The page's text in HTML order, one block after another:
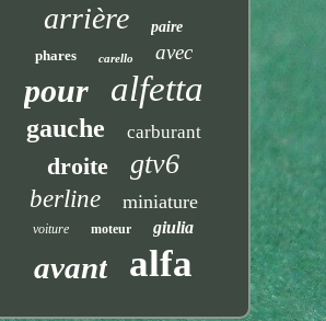
arrière
paire
phares
carello avec
pour alfetta
gauche carburant
droite gtv6
berline miniature
voiture moteur giulia
avant alfa